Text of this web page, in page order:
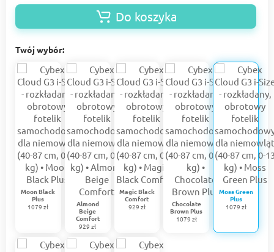
Do koszyka
Twój wybór:
Moon Black
Plus
1079 zł
Almond
Beige
Comfort
929 zł
Magic Black
Comfort
929 zł
Chocolate
Brown Plus
1079 zł
Moss Green
Plus
1079 zł